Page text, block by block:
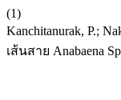
(1)
Kanchitanurak, P.;
เส้นสาย Anabaena